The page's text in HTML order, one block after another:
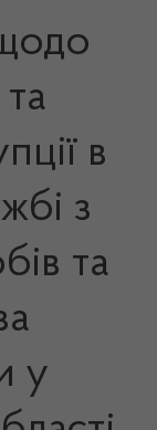
в
з
та
у